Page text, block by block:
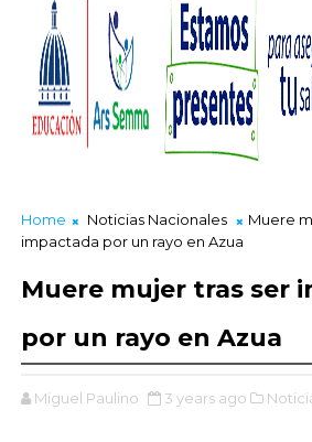
Home Noticias Nacionales
Muere
impactada por un rayo en Azua
Muere mujer tras ser
por un rayo en Azua
Miguel Paulino 3 years ago